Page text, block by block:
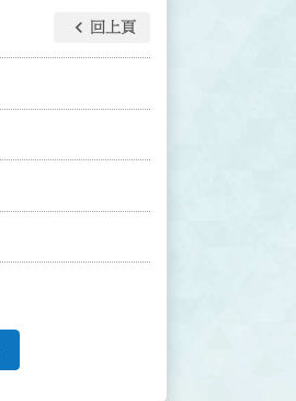
keyboard_arrow_left 回上頁